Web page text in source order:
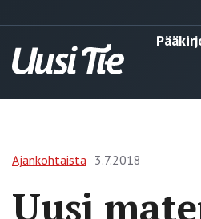
Ajankohtaista 3.7.2018
Uusi